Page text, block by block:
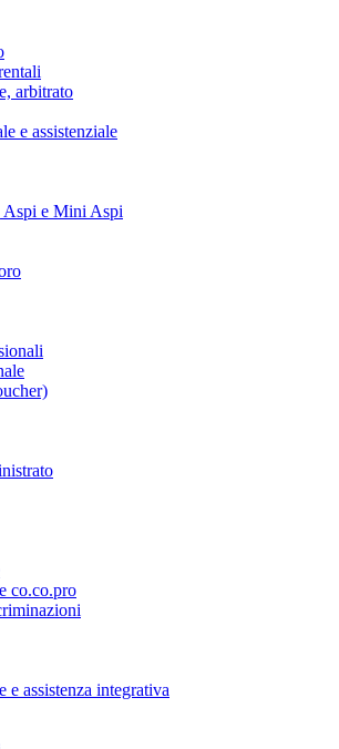
arbitrato
e assistenziale
Aspi e Mini Aspi
co.co.pro
e assistenza integrativa